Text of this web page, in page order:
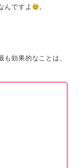
んですよ
。
効果的なことは、